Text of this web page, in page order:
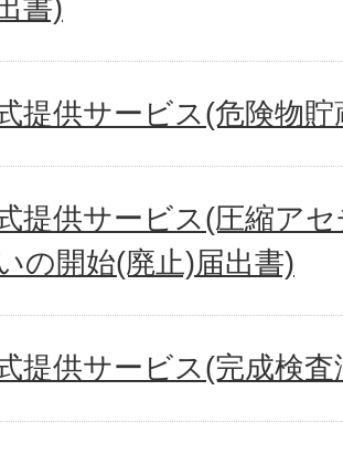
書)
提供サービス(危険物
提供サービス(圧縮ア
の開始(廃止)届出書)
提供サービス(完成検